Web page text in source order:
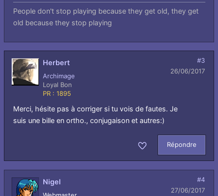
People don't stop playing because they get old, they get
old because they stop playing
Herbert
Archimage
Loyal Bon
PR : 1895
#3
26/06/2017
Merci, hésite pas à corriger si tu vois de fautes. Je
suis une bille en ortho., conjugaison et autres:)
Répondre
Nigel
#4
27/06/2017